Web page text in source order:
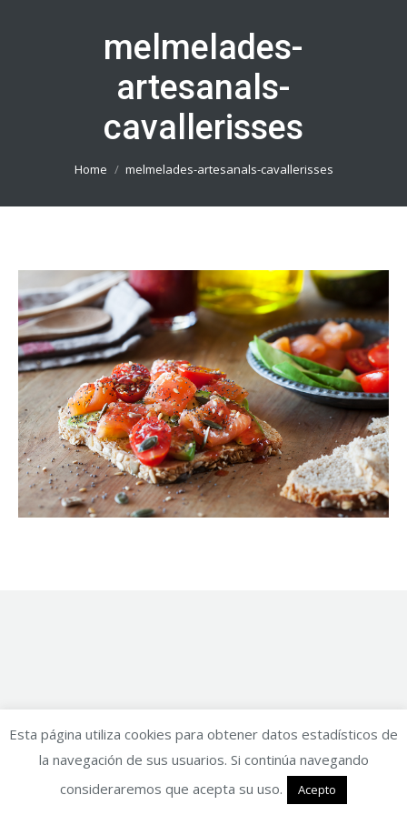
melmelades-
artesanals-
cavallerisses
You are here:
Home melmelades-artesanals-cavallerisses
Esta página utiliza cookies para obtener datos estadísticos de
la navegación de sus usuarios. Si continúa navegando
consideraremos que acepta su uso.
Acepto